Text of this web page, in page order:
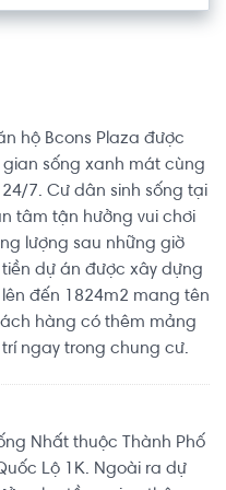
hộ Bcons Plaza được
sống xanh mát cùng
7. Cư dân sinh sống tại
tâm tận hưởng vui chơi
lượng sau những giờ
dự án được xây dựng
đến 1824m2 mang tên
hàng có thêm mảng
ngay trong chung cư.
Nhất thuộc Thành Phố
Lộ 1K. Ngoài ra dự